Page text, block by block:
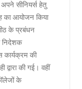
अपने सीनियर्स हेतु
का आयोजन किया
के प्रबंधन
निदेशक
की
द्वारा की गई। वहीं
के